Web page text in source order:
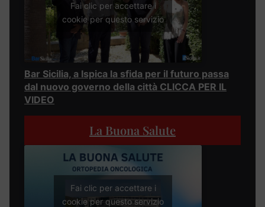
Fai clic per accettare i
cookie per questo servizio
Bar Sicilia, a Ispica la sfida per il futuro passa
dal nuovo governo della città CLICCA PER IL
VIDEO
La Buona Salute
Fai clic per accettare i
cookie per questo servizio